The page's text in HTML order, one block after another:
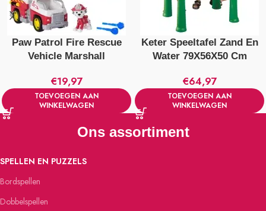
Paw Patrol Fire Rescue
Vehicle Marshall
€19,97
TOEVOEGEN AAN
WINKELWAGEN
Keter Speeltafel Zand En
Water 79X56X50 Cm
€64,97
TOEVOEGEN AAN
WINKELWAGEN
Ons assortiment
SPELLEN EN PUZZELS
Bordspellen
Dobbelspellen